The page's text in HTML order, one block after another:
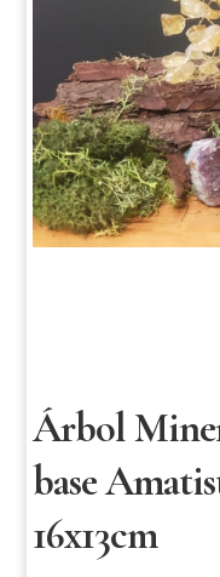
Árbol
base
16x13cm